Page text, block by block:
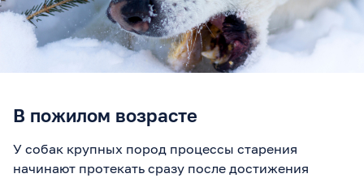
В пожилом возрасте
У собак крупных пород процессы старения
начинают протекать сразу после достижения